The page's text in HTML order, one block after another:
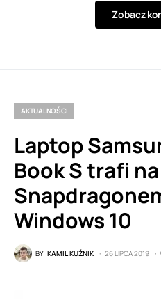
Zobacz
AKTUALNOŚCI
Laptop
Book S trafi
Windows 10
BY KAMIL KUŹNIK 26 LIPCA 2019